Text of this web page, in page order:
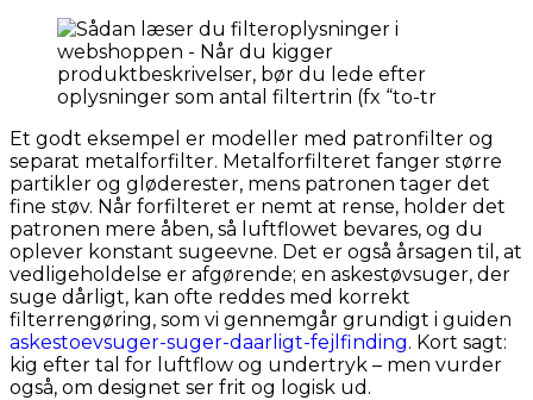
Et godt eksempel er modeller med patronfilter og
separat metalforfilter. Metalforfilteret fanger større
partikler og gløderester, mens patronen tager det
fine støv. Når forfilteret er nemt at rense, holder det
patronen mere åben, så luftflowet bevares, og du
oplever konstant sugeevne. Det er også årsagen til, at
vedligeholdelse er afgørende; en askestøvsuger, der
suge dårligt, kan ofte reddes med korrekt
filterrengøring, som vi gennemgår grundigt i guiden
askestoevsuger-suger-daarligt-fejlfinding. Kort sagt:
kig efter tal for luftflow og undertryk – men vurder
også, om designet ser frit og logisk ud.